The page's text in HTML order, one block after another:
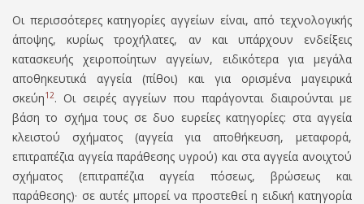
Οι περισσότερες κατηγορίες αγγείων είναι, από τεχνολογικής
άποψης, κυρίως τροχήλατες, αν και υπάρχουν ενδείξεις
κατασκευής χειροποίητων αγγείων, ειδικότερα για μεγάλα
αποθηκευτικά αγγεία (πίθοι) και για ορισμένα µαγειρικά
σκεύη12. Οι σειρές αγγείων που παράγονται διαιρούνται με
βάση το σχήμα τους σε δυο ευρείες κατηγορίες: στα αγγεία
κλειστού σχήματος (αγγεία για αποθήκευση, μεταφορά,
επιτραπέζια αγγεία παράθεσης υγρού) και στα αγγεία ανοιχτού
σχήματος (επιτραπέζια αγγεία πόσεως, βρώσεως και
παράθεσης)· σε αυτές μπορεί να προστεθεί η ειδική κατηγορία